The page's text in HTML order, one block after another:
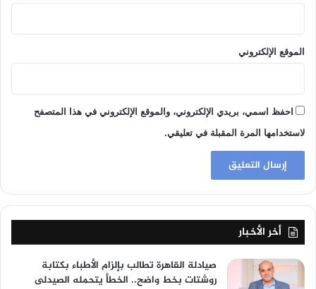
الموقع الإلكتروني
احفظ اسمي، بريدي الإلكتروني، والموقع الإلكتروني في هذا المتصفح
لاستخدامها المرة المقبلة في تعليقي.
أخر الأخبار
صيادلة القاهرة تطالب بإلزام الأطباء بكتابة
روشتات بخط واضح.. الخطأ يتحمله الصيدلى